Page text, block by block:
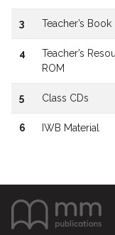
3 Teacher’s Book
4
Teacher’s
ROM
5 Class CDs
6 IWB Material